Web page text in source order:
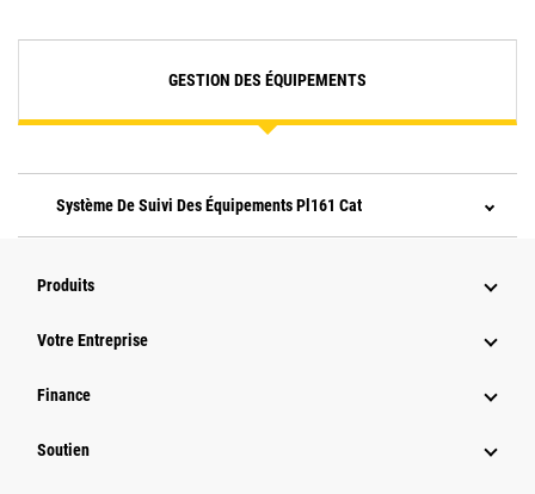
GESTION DES ÉQUIPEMENTS
Système De Suivi Des Équipements Pl161 Cat
Produits
Votre Entreprise
Finance
Soutien